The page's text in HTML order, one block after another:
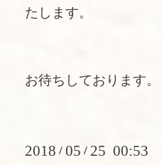
たします。
お待ちしております。
2018 / 05 / 25 00:53